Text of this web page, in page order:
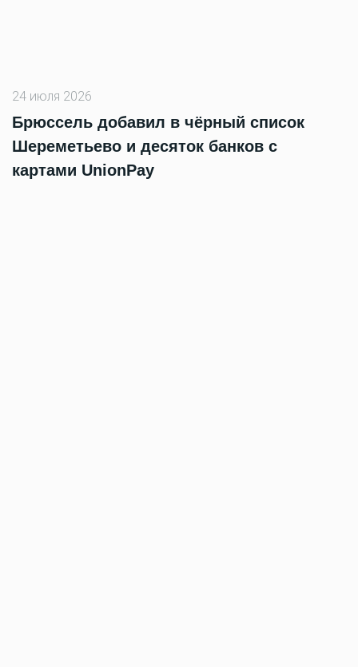
24 июля 2026
Брюссель добавил в чёрный список
Шереметьево и десяток банков с
картами UnionPay